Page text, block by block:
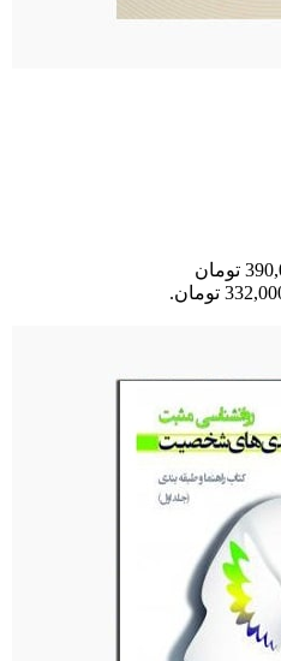
قیمت اصلی: 390,000 تومان